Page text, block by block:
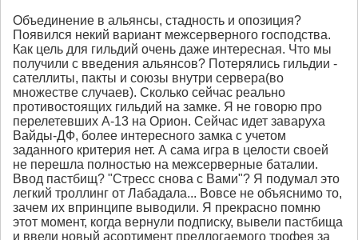
Объединение в альянсы, стадность и опозиция?
Появился некий вариант межсерверного господства.
Как цель для гильдий очень даже интересная. Что мы
получили с введения альянсов? Потерялись гильдии -
сателлиты, пакты и союзы внутри сервера(во
множестве случаев). Сколько сейчас реально
противостоящих гильдий на замке. Я не говорю про
перелетевших А-13 на Орион. Сейчас идет заваруха
Вайды-ДФ, более интересного замка с учетом
заданного критерия нет. А сама игра в целости своей
не перешла полностью на межсерверные баталии.
Ввод пастбищ? "Стресс снова с Вами"? Я подумал это
легкий троллинг от Лабадала... Вовсе не объяснимо то,
зачем их впринципе выводили. Я прекрасно помню
этот момент, когда вернули подписку, вывели пастбища
и ввели новый асортимент предлогаемого трофея за